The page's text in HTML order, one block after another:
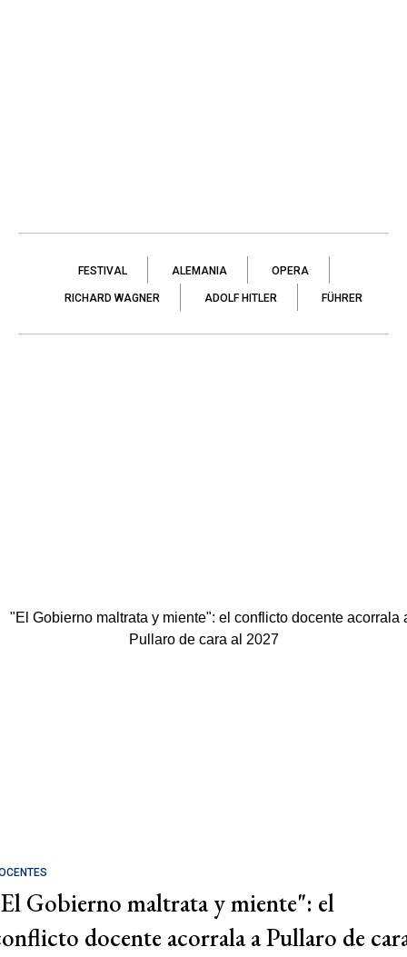
FESTIVAL ALEMANIA OPERA
RICHARD WAGNER ADOLF HITLER FÜHRER
Gobierno maltrata y miente": el
docente acorrala a Pullaro de